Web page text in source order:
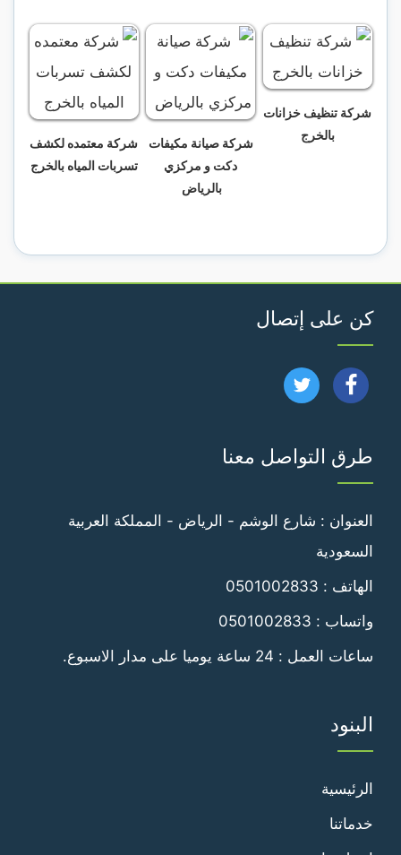
شركة تنظيف خزانات
بالخرج
شركة صيانة مكيفات
دكت و مركزي
بالرياض
شركة معتمده لكشف
تسربات المياه بالخرج
كن على إتصال
تابعنا
فيسبوك
تابعنا
طرق التواصل معنا
العنوان : شارع الوشم - الرياض - المملكة العربية
السعودية
الهاتف : 0501002833
واتساب : 0501002833
ساعات العمل : 24 ساعة يوميا على مدار الاسبوع.
البنود
الرئيسية
خدماتنا